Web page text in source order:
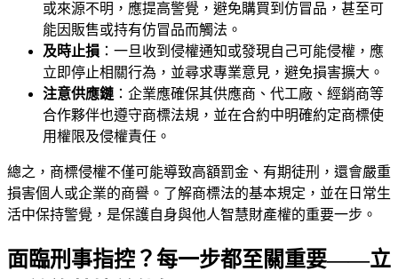
或來源不明，應提高警覺，避免購買到仿冒品，甚至可
能因販售或持有仿冒品而觸法。
及時止損 ：一旦收到侵權通知或發現自己可能侵權，應
立即停止相關行為，並尋求專業意見，避免損害擴大。
注意供應鏈 ：企業應確保其供應商、代工廠、經銷商等
合作夥伴也遵守商標法規，並在合約中明確約定商標使
用權限及侵權責任。
總之，商標侵權不僅可能導致高額罰金、有期徒刑，還會嚴重
損害個人或企業的商譽。了解商標法的基本規定，並在日常生
活中保持警覺，是保護自身與他人智慧財產權的重要一步。
面臨刑事指控？每一步都至關重要——立